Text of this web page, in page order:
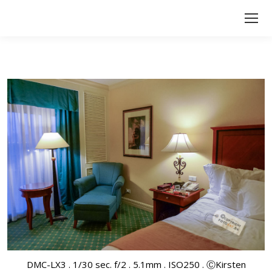
DMC-LX3 . 1/30 sec. f/2 . 5.1mm . ISO250 . ⒸKirsten